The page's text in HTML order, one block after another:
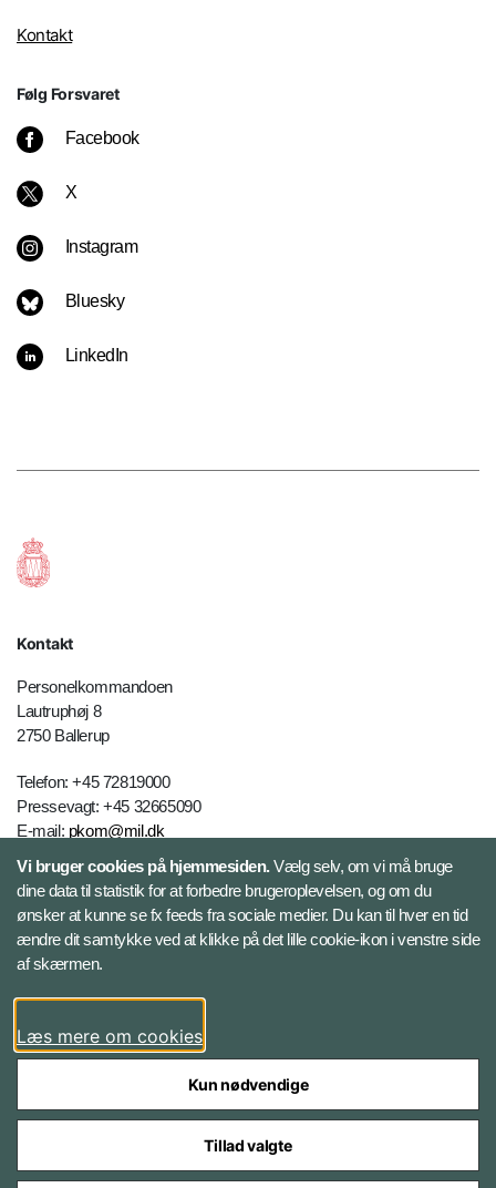
Kontakt
Følg Forsvaret
Facebook
X
Instagram
Bluesky
LinkedIn
Kontakt
Personelkommandoen
Lautruphøj 8
2750 Ballerup
Telefon: +45 72819000
Pressevagt: +45 32665090
E-mail: pkom@mil.dk
Kontakt
Følg Personelkommandoen
LinkedIn
Styrelser og myndigheder under Forsvarsministeriet
Vi bruger cookies på hjemmesiden.Vælg selv, om vi må bruge
dine data til statistik for at forbedre brugeroplevelsen, og om du
ønsker at kunne se fx feeds fra sociale medier. Du kan til hver en tid
ændre dit samtykke ved at klikke på det lille cookie-ikon i venstre side
af skærmen.
Læs mere om cookies
Kun nødvendige
Tillad valgte